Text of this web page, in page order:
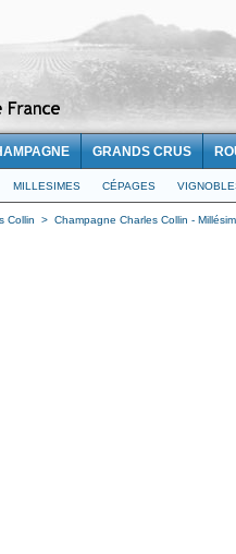
GRANDS CRUS
MILLESIMES CÉPAGES
Collin > Champagne Charles Collin -